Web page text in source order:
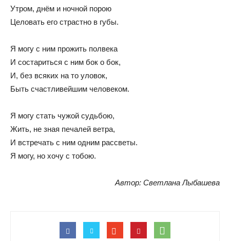
Утром, днём и ночной порою
Целовать его страстно в губы.
Я могу с ним прожить полвека
И состариться с ним бок о бок,
И, без всяких на то уловок,
Быть счастливейшим человеком.
Я могу стать чужой судьбою,
Жить, не зная печалей ветра,
И встречать с ним одним рассветы.
Я могу, но хочу с тобою.
Автор: Светлана Лыбашева